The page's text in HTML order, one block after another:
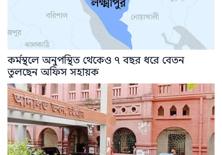
কর্মস্থলে অনুপস্থিত থেকেও ৭ বছর ধরে বেতন
তুলছেন অফিস সহায়ক